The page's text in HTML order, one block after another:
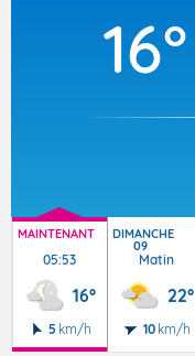
16°
MAINTENANT
05:53
16°
5 km/h
DIMANCHE
09
Matin
22°
10 km/h